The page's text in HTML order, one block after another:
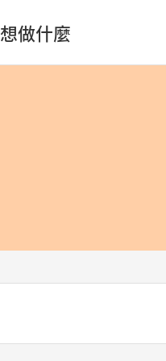
想做什麼